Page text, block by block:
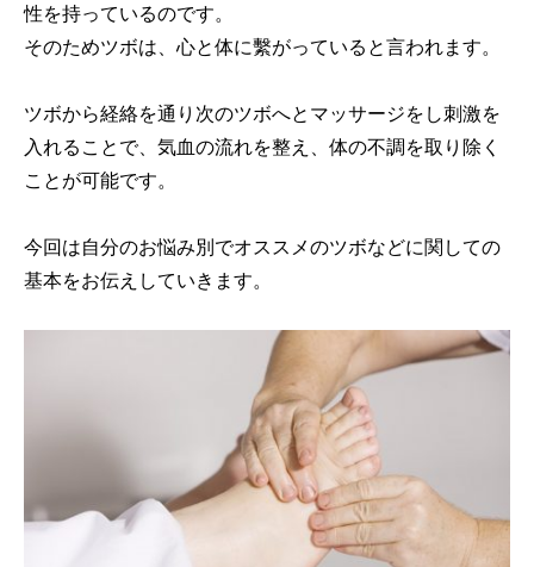
性を持っているのです。
そのためツボは、心と体に繫がっていると言われます。
ツボから経絡を通り次のツボへとマッサージをし刺激を
入れることで、気血の流れを整え、体の不調を取り除く
ことが可能です。
今回は自分のお悩み別でオススメのツボなどに関しての
基本をお伝えしていきます。